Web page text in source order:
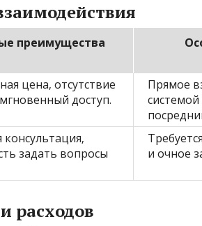
преимущества
цена‚ отсутствие
доступ.
Прямое
системой
задать вопросы
и очное
расходов